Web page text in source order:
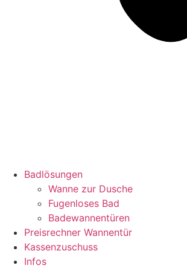
Badlösungen
Wanne zur Dusche
Fugenloses Bad
Badewannentüren
Preisrechner Wannentür
Kassenzuschuss
Infos